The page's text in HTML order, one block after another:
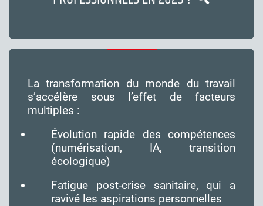
La transformation du monde du travail
s’accélère sous l’effet de facteurs
multiples :
Évolution rapide des compétences
(numérisation, IA, transition
écologique)
Fatigue post-crise sanitaire, qui a
ravivé les aspirations personnelles